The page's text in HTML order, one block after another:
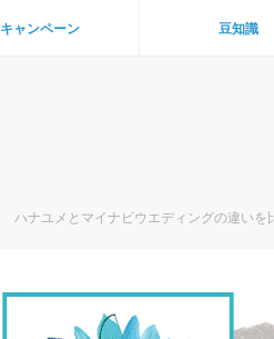
キャンペーン 豆知識
ハナユメとマイナビウエディングの違い